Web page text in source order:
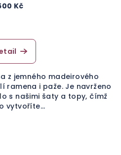
Kč
z jemného madeirového
i paže. Je navrženo
s našimi šaty a topy, čímž
vytvoříte...